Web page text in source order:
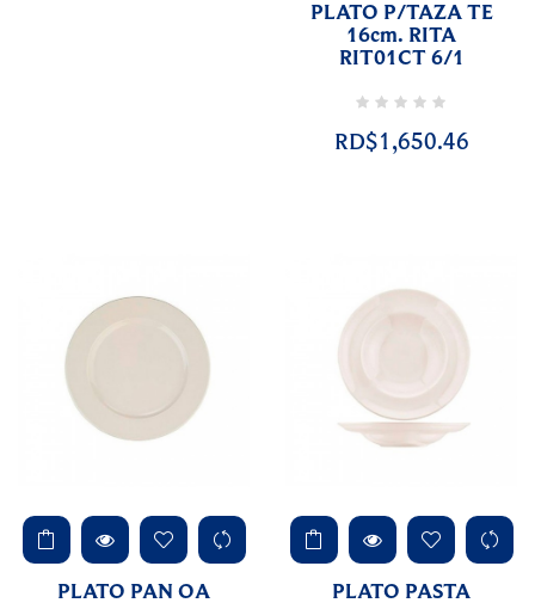
PLATO P/TAZA TE
16cm. RITA
RIT01CT 6/1
RD$1,650.46
PLATO PAN OA
PLATO PASTA